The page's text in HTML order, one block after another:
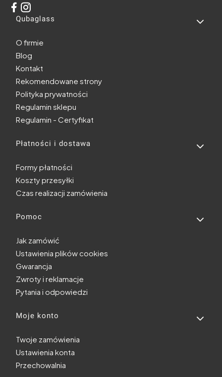
Linki w stopce
Qubaglass
O firmie
Blog
Kontakt
Rekomendowane strony
Polityka prywatności
Regulamin sklepu
Regulamin - Certyfikat
Płatności i dostawa
Formy płatności
Koszty przesyłki
Czas realizacji zamówienia
Pomoc
Jak zamówić
Ustawienia plików cookies
Gwarancja
Zwroty i reklamacje
Pytania i odpowiedzi
Moje konto
Twoje zamówienia
Ustawienia konta
Przechowalnia